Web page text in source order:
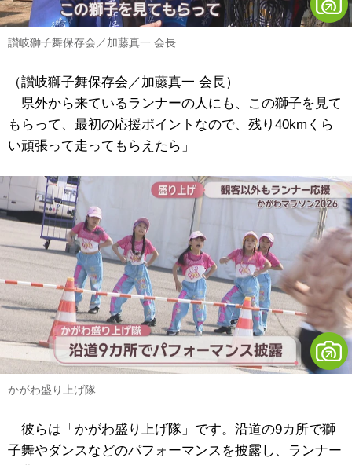
讃岐獅子舞保存会／加藤真一 会長
（讃岐獅子舞保存会／加藤真一 会長）
「県外から来ているランナーの人にも、この獅子を見て
もらって、最初の応援ポイントなので、残り40kmくら
い頑張って走ってもらえたら」
かがわ盛り上げ隊
彼らは「かがわ盛り上げ隊」です。沿道の9カ所で獅
子舞やダンスなどのパフォーマンスを披露し、ランナー